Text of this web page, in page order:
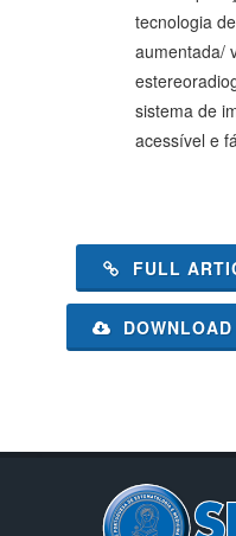
tecnologia
aumentada/
sistema de
acessível e
FULL